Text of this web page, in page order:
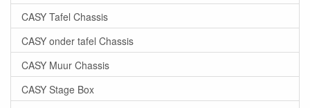
CASY Tafel Chassis
CASY onder tafel Chassis
CASY Muur Chassis
CASY Stage Box